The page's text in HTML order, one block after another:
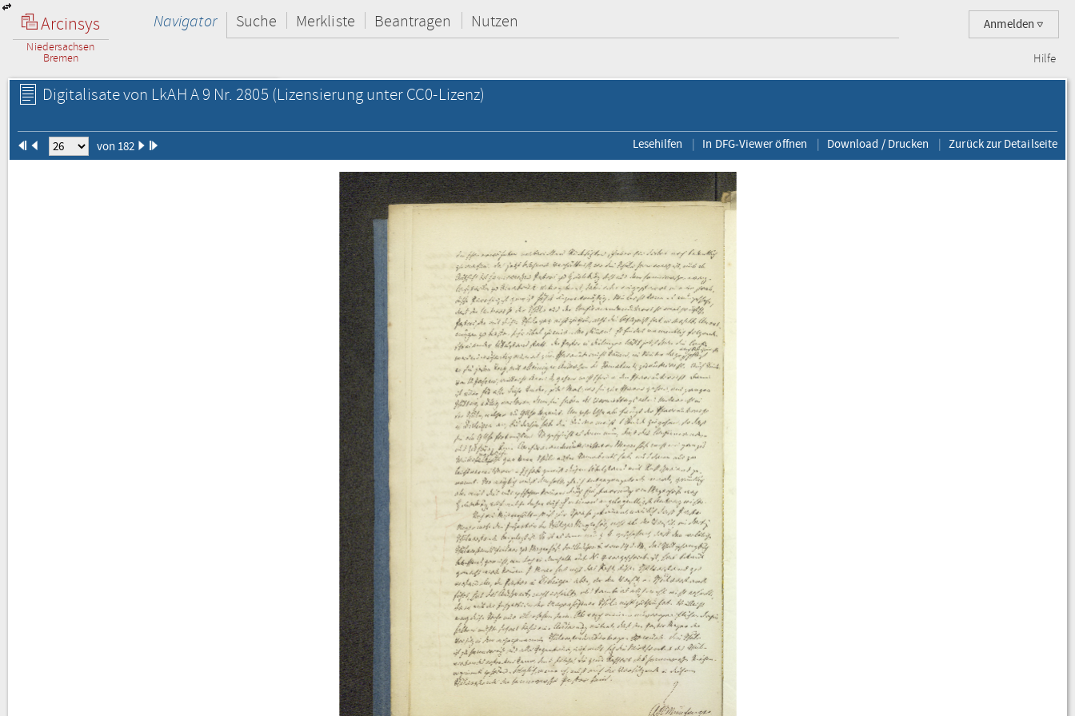
Arcinsys
Niedersachsen
Bremen
Anmelden
Navigator Suche Merkliste Beantragen Nutzen
Hilfe
Digitalisate von LkAH A 9 Nr. 2805 (Lizensierung unter CC0-Lizenz)
von 182 Lesehilfen In DFG-Viewer öffnen Download / Drucken Zurück zur Detailseite